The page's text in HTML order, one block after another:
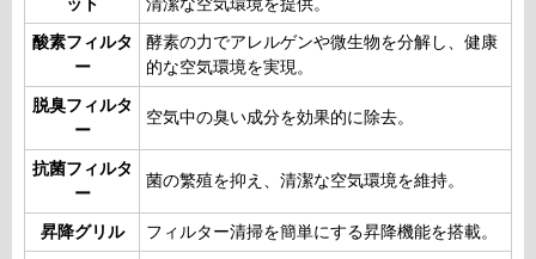
ット 清潔な空気環境を提供。
酸素フィルタ
ー
酵素の力でアレルゲンや微生物を分解し、健康
的な空気環境を実現。
脱臭フィルタ
ー
空気中の臭い成分を効果的に除去。
抗菌フィルタ
ー
菌の繁殖を抑え、清潔な空気環境を維持。
昇降グリル フィルター清掃を簡単にする昇降機能を搭載。